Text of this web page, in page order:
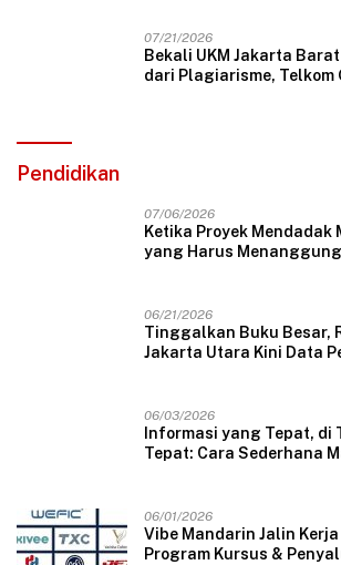
07/21/2026
Bekali UKM Jakarta
dari Plagiarisme, Telkom
Pendidikan
07/06/2026
Ketika Proyek Mendadak
yang Harus
06/21/2026
Tinggalkan Buku Besar,
Jakarta Utara Kini Data
06/03/2026
Informasi yang Tepat, di
Tepat: Cara Sederhana
06/01/2026
Vibe Mandarin Jalin
Program Kursus &